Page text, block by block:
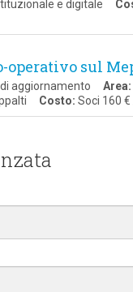
e digitale
operativo sul
di aggiornamento Area:
Costo: Soci 160